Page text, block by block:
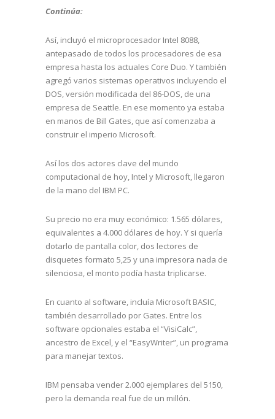
Continúa:
Así, incluyó el microprocesador Intel 8088,
antepasado de todos los procesadores de esa
empresa hasta los actuales Core Duo. Y también
agregó varios sistemas operativos incluyendo el
DOS, versión modificada del 86-DOS, de una
empresa de Seattle. En ese momento ya estaba
en manos de Bill Gates, que así comenzaba a
construir el imperio Microsoft.
Así los dos actores clave del mundo
computacional de hoy, Intel y Microsoft, llegaron
de la mano del IBM PC.
Su precio no era muy económico: 1.565 dólares,
equivalentes a 4.000 dólares de hoy. Y si quería
dotarlo de pantalla color, dos lectores de
disquetes formato 5,25 y una impresora nada de
silenciosa, el monto podía hasta triplicarse.
En cuanto al software, incluía Microsoft BASIC,
también desarrollado por Gates. Entre los
software opcionales estaba el “VisiCalc”,
ancestro de Excel, y el “EasyWriter”, un programa
para manejar textos.
IBM pensaba vender 2.000 ejemplares del 5150,
pero la demanda real fue de un millón.